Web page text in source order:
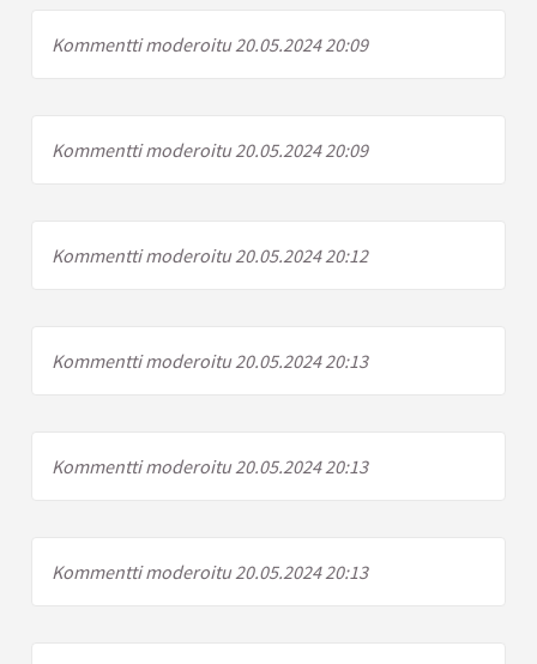
Kommentti moderoitu 20.05.2024 20:09
Kommentti moderoitu 20.05.2024 20:09
Kommentti moderoitu 20.05.2024 20:12
Kommentti moderoitu 20.05.2024 20:13
Kommentti moderoitu 20.05.2024 20:13
Kommentti moderoitu 20.05.2024 20:13